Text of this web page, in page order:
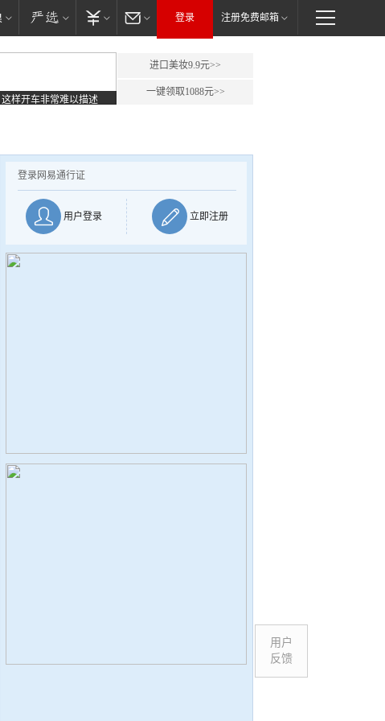
登录 注册免费邮箱
这样开车非常难以描述
进口美妆9.9元>>
一键领取1088元>>
登录网易通行证
用户登录 立即注册
用户
反馈